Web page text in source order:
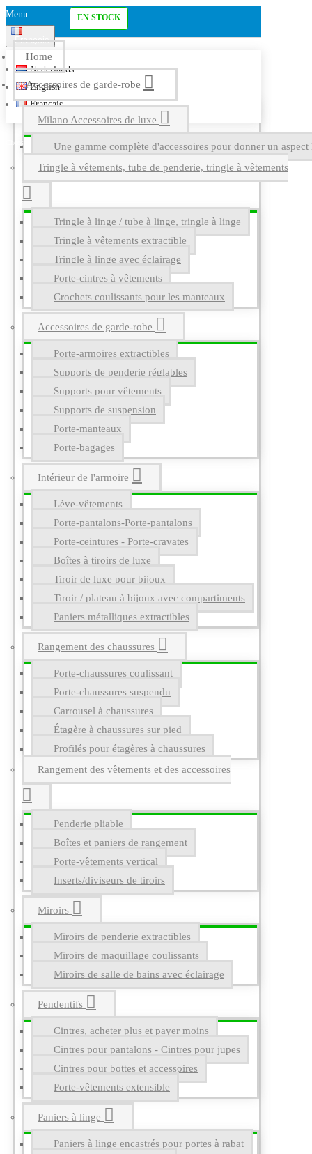
Menu
Français
Nederlands
English
Français
Home
Accessoires de garde-robe
Milano Accessoires de luxe
Une gamme complète d'accessoires pour donner un
Tringle à vêtements, tube de penderie, tringle à vêtements
Tringle à linge / tube à linge, tringle à linge
Tringle à vêtements extractible
Tringle à linge avec éclairage
Porte-cintres à vêtements
Crochets coulissants pour les manteaux
Accessoires de garde-robe
Porte-armoires extractibles
Supports de penderie réglables
Supports pour vêtements
Supports de suspension
Porte-manteaux
Porte-bagages
Intérieur de l'armoire
Lève-vêtements
Porte-pantalons-Porte-pantalons
Porte-ceintures - Porte-cravates
Boîtes à tiroirs de luxe
Tiroir de luxe pour bijoux
Tiroir / plateau à bijoux avec compartiments
Paniers métalliques extractibles
Rangement des chaussures
Porte-chaussures coulissant
Porte-chaussures suspendu
Carrousel à chaussures
Étagère à chaussures sur pied
Profilés pour étagères à chaussures
Rangement des vêtements et des accessoires
Penderie pliable
Boîtes et paniers de rangement
Porte-vêtements vertical
Inserts/diviseurs de tiroirs
Miroirs
Miroirs de penderie extractibles
Miroirs de maquillage coulissants
Miroirs de salle de bains avec éclairage
Pendentifs
Cintres, acheter plus et payer moins
Cintres pour pantalons - Cintres pour jupes
Cintres pour bottes et accessoires
Porte-vêtements extensible
Paniers à linge
Paniers à linge encastrés pour portes à rabat
EN STOCK